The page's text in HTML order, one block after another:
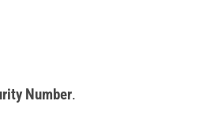
Number.